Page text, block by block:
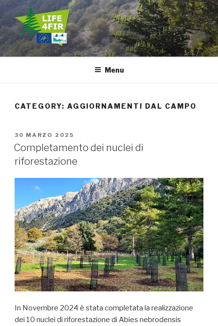
contenuto
LIFE4FIR
Decisive in situ and ex situ conservation strategies to secure the
Menu
CATEGORY: AGGIORNAMENTI DAL CAMPO
PUBBLICATO
IL
30 MARZO 2025
Completamento dei nuclei di
riforestazione
In Novembre 2024 è stata completata la realizzazione
dei 10 nuclei di riforestazione di Abies nebrodensis